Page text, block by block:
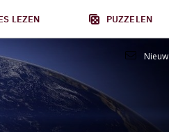
LEZEN PUZZELEN